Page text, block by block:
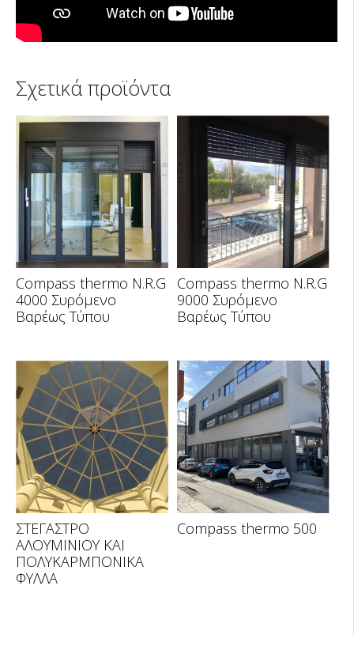
Σχετικά προϊόντα
Compass thermo N.R.G
4000 Συρόμενο
Βαρέως Τύπου
Compass thermo N.R.G
9000 Συρόμενο
Βαρέως Τύπου
ΣΤΕΓΑΣΤΡΟ
ΑΛΟΥΜΙΝΙΟΥ ΚΑΙ
ΠΟΛΥΚΑΡΜΠΟΝΙΚΑ
ΦΥΛΛΑ
Compass thermo 500